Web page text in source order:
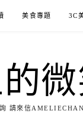
美食專題 3C
的
請來信